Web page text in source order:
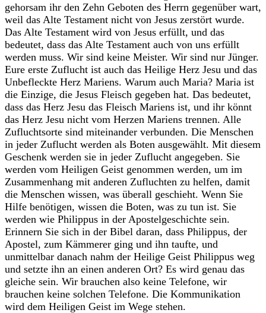
gehorsam ihr den Zehn Geboten des Herrn gegenüber wart,
weil das Alte Testament nicht von Jesus zerstört wurde.
Das Alte Testament wird von Jesus erfüllt, und das
bedeutet, dass das Alte Testament auch von uns erfüllt
werden muss. Wir sind keine Meister. Wir sind nur Jünger.
Eure erste Zuflucht ist auch das Heilige Herz Jesu und das
Unbefleckte Herz Mariens. Warum auch Maria? Maria ist
die Einzige, die Jesus Fleisch gegeben hat. Das bedeutet,
dass das Herz Jesu das Fleisch Mariens ist, und ihr könnt
das Herz Jesu nicht vom Herzen Mariens trennen. Alle
Zufluchtsorte sind miteinander verbunden. Die Menschen
in jeder Zuflucht werden als Boten ausgewählt. Mit diesem
Geschenk werden sie in jeder Zuflucht angegeben. Sie
werden vom Heiligen Geist genommen werden, um im
Zusammenhang mit anderen Zufluchten zu helfen, damit
die Menschen wissen, was überall geschieht. Wenn Sie
Hilfe benötigen, wissen die Boten, was zu tun ist. Sie
werden wie Philippus in der Apostelgeschichte sein.
Erinnern Sie sich in der Bibel daran, dass Philippus, der
Apostel, zum Kämmerer ging und ihn taufte, und
unmittelbar danach nahm der Heilige Geist Philippus weg
und setzte ihn an einen anderen Ort? Es wird genau das
gleiche sein. Wir brauchen also keine Telefone, wir
brauchen keine solchen Telefone. Die Kommunikation
wird dem Heiligen Geist im Wege stehen.‎